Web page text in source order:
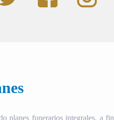
planes funerarios integrales, a fin